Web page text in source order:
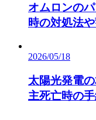
オムロンの
時の対処法
2026/05/18
太陽光発電
主死亡時の